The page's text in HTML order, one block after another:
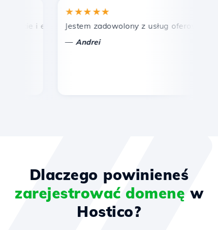
i efektywne wsparcie techniczne.
★★★★★
Jestem zadowolony z usług oferowanych
Andrei
Dlaczego powinieneś
zarejestrować domenę w
Hostico?